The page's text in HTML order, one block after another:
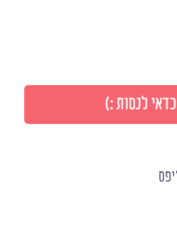
לנסות :)